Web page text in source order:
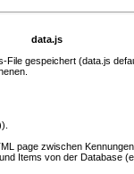
data.js
File gespeichert (data.js
page zwischen
Items von der Database